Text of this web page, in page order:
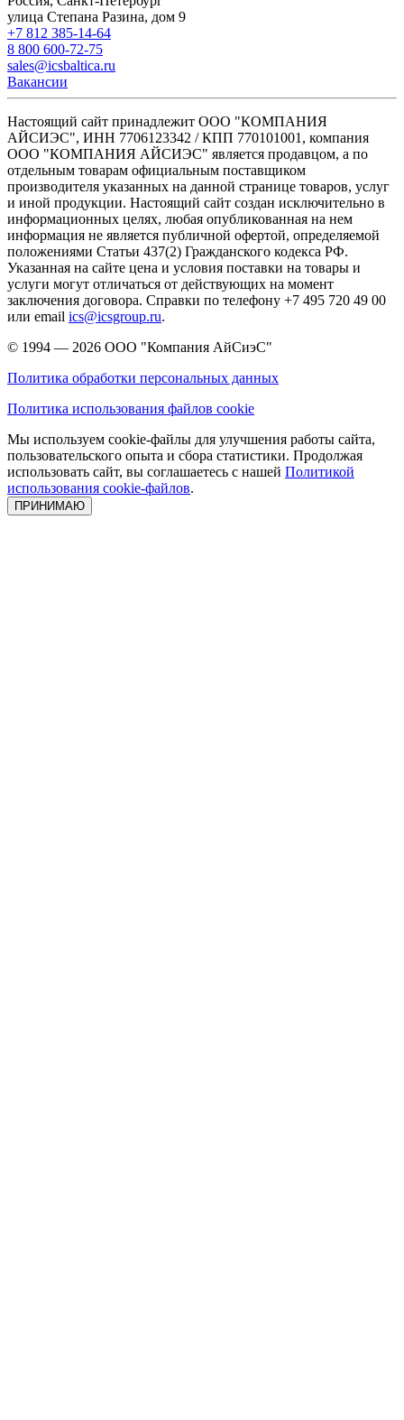
улица Степана Разина, дом 9
+7 812 385-14-64
8 800 600-72-75
sales@icsbaltica.ru
Вакансии
Настоящий сайт принадлежит ООО "КОМПАНИЯ
АЙСИЭС", ИНН 7706123342 / КПП 770101001, компания
ООО "КОМПАНИЯ АЙСИЭС" является продавцом, а по
отдельным товарам официальным поставщиком
производителя указанных на данной странице товаров, услуг
и иной продукции. Настоящий сайт создан исключительно в
информационных целях, любая опубликованная на нем
информация не является публичной офертой, определяемой
положениями Статьи 437(2) Гражданского кодекса РФ.
Указанная на сайте цена и условия поставки на товары и
услуги могут отличаться от действующих на момент
заключения договора. Справки по телефону +7 495 720 49 00
или email ics@icsgroup.ru.
© 1994 — 2026 ООО "Компания АйСиэС"
Политика обработки персональных данных
Политика использования файлов cookie
Мы используем cookie-файлы для улучшения работы сайта,
пользовательского опыта и сбора статистики. Продолжая
использовать сайт, вы соглашаетесь с нашей Политикой
использования cookie-файлов.
ПРИНИМАЮ